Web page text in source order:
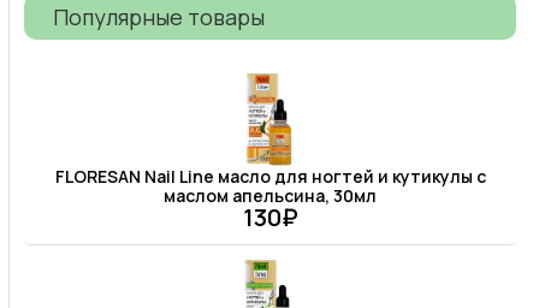
Популярные товары
FLORESAN Nail Line масло для ногтей и кутикулы с
маслом апельсина, 30мл
130₽